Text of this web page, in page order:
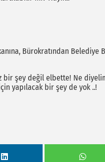
Bürokratından Belediye
şey değil elbette! Ne
yapılacak bir şey de yok ..!